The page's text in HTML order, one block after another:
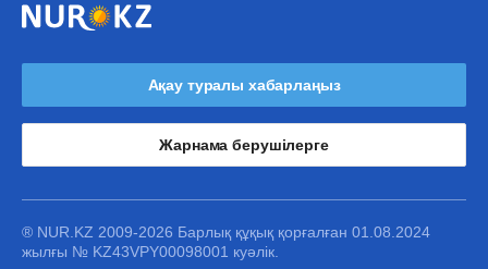
Ақау туралы хабарлаңыз
Жарнама берушілерге
® NUR.KZ 2009-2026 Барлық құқық қорғалған 01.08.2024
жылғы № KZ43VPY00098001 куәлік.